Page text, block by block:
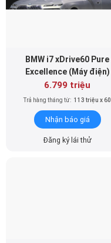
BMW i7 xDrive60 Pure
Excellence (Máy điện)
6.799 triệu
Trả hàng tháng từ: 113 triệu x 60
Nhận báo giá
Đăng ký lái thử